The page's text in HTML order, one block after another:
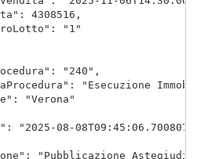
4308516,
"1"
"240",
"Esecuzione
"Verona"
"2025-08-
"Pubblicazione